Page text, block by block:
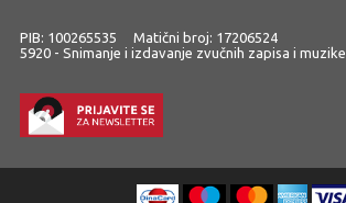
PIB: 100265535 Matični broj: 17206524
5920 - Snimanje i izdavanje zvučnih zapisa i muzike